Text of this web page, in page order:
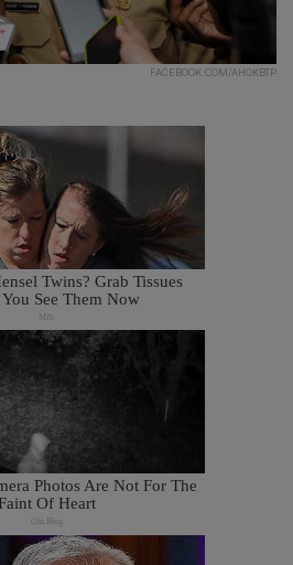
FACEBOOK.COM/AHOKBTP